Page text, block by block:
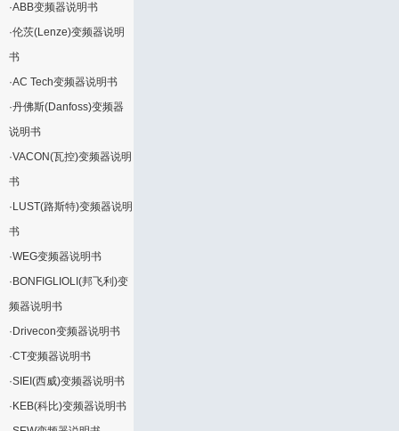
·ABB变频器说明书
·伦茨(Lenze)变频器说明
书
·AC Tech变频器说明书
·丹佛斯(Danfoss)变频器
说明书
·VACON(瓦控)变频器说明
书
· LUST(路斯特)变频器说明
书
·WEG变频器说明书
· BONFIGLIOLI(邦飞利)变
频器说明书
· Drivecon变频器说明书
·CT变频器说明书
·SIEI(西威)变频器说明书
· KEB(科比)变频器说明书